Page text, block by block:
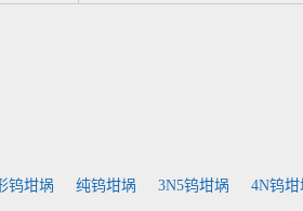
钨坩埚 纯钨坩埚 3N5钨坩埚 4N钨坩